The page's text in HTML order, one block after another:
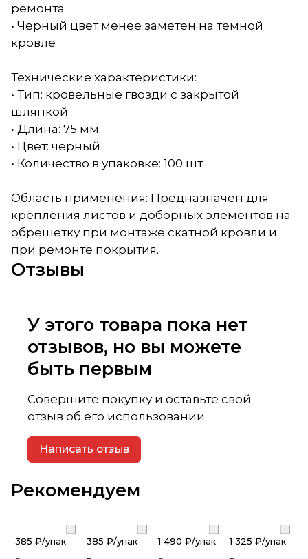
ремонта
• Черный цвет менее заметен на темной
кровле
Технические характеристики:
• Тип: кровельные гвозди с закрытой
шляпкой
• Длина: 75 мм
• Цвет: черный
• Количество в упаковке: 100 шт
Область применения: Предназначен для
крепления листов и доборных элементов на
обрешетку при монтаже скатной кровли и
при ремонте покрытия.
Отзывы
У этого товара пока нет
отзывов, но вы можете
быть первым
Совершите покупку и оставьте свой
отзыв об его использовании
Написать отзыв
Рекомендуем
385 ₽/упак 385 ₽/упак 1 490 ₽/упак 1 325 ₽/упак